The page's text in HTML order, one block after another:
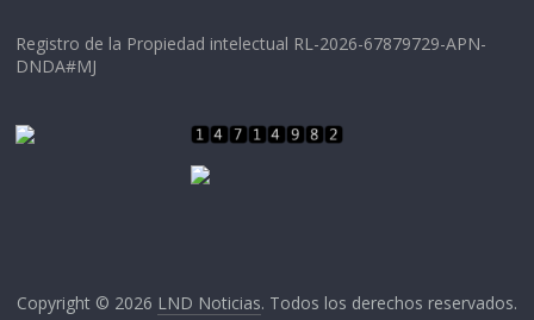
Registro de la Propiedad intelectual RL-2026-67879729-APN-
DNDA#MJ
Copyright © 2026 LND Noticias. Todos los derechos reservados.